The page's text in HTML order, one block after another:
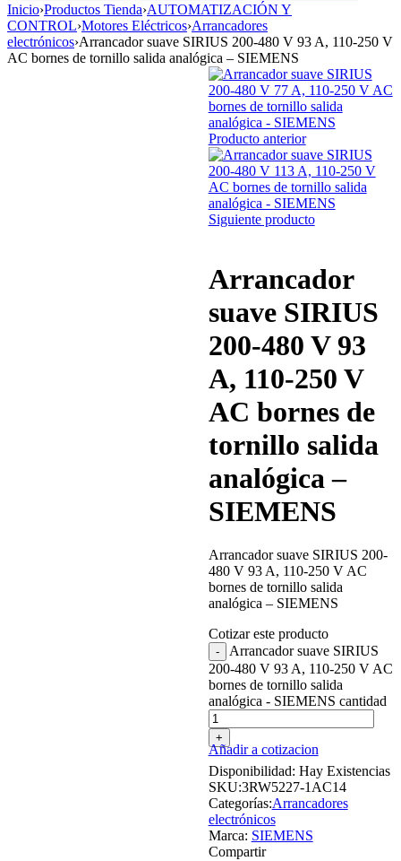
Inicio›Productos Tienda›AUTOMATIZACIÓN Y
CONTROL›Motores Eléctricos›Arrancadores
electrónicos›Arrancador suave SIRIUS 200-480 V 93 A, 110-250 V
AC bornes de tornillo salida analógica – SIEMENS
Producto anterior
Siguiente producto
Arrancador
suave SIRIUS
200-480 V 93
A, 110-250 V
AC bornes de
tornillo salida
analógica –
SIEMENS
Arrancador suave SIRIUS 200-
480 V 93 A, 110-250 V AC
bornes de tornillo salida
analógica – SIEMENS
Cotizar este producto
Arrancador suave SIRIUS
200-480 V 93 A, 110-250 V AC
bornes de tornillo salida
analógica - SIEMENS cantidad
Añadir a cotizacion
Disponibilidad: Hay Existencias
SKU:3RW5227-1AC14
Categorías:Arrancadores
electrónicos
Marca: SIEMENS
Compartir